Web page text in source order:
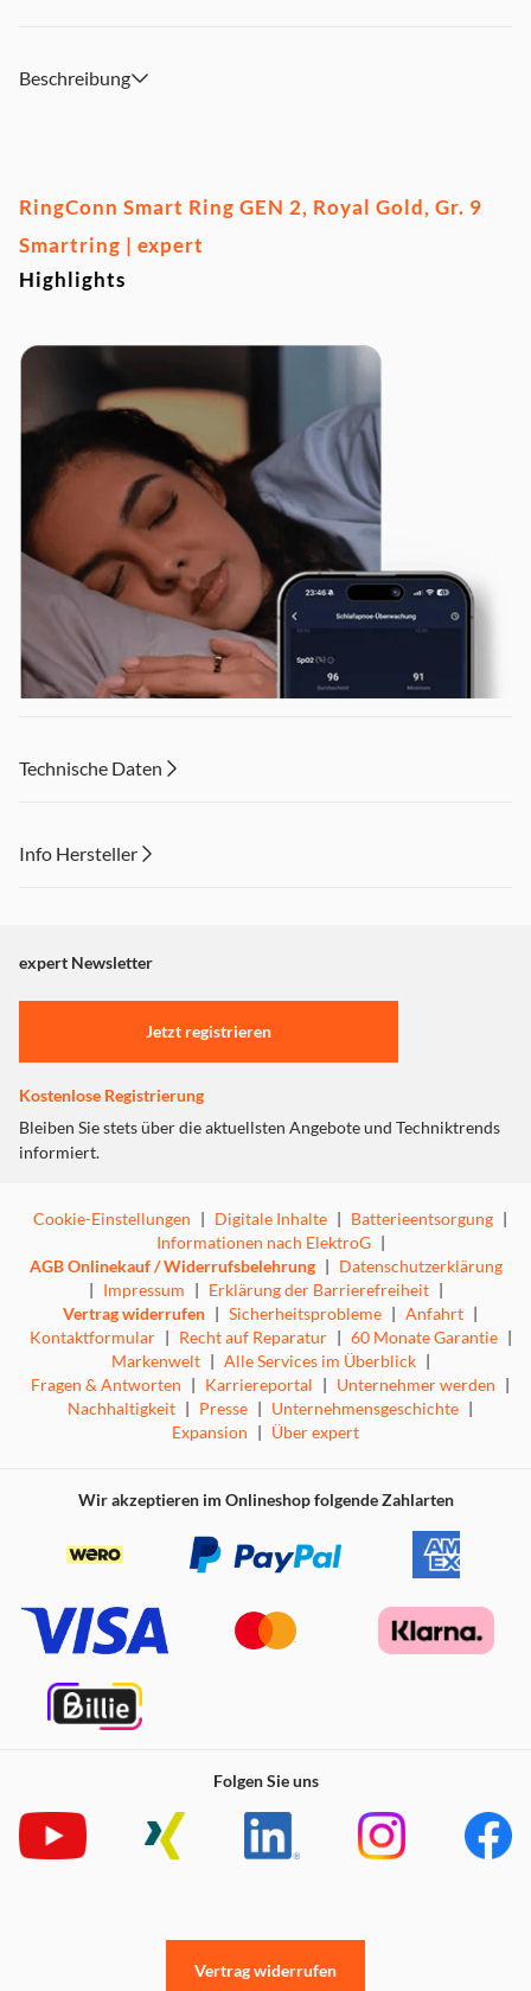
Beschreibung
RingConn Smart Ring GEN 2, Royal Gold, Gr. 9
Smartring | expert
Highlights
Du schläfst, aber dein Körper kämpft? Unentdeckte
Schlafapnoe kann deine Gesundheit gefährden – doch
Atemaussetzer in der Nacht.
Technische Daten
Info Hersteller
"Marketing".
Einstellungen anpassen
expert Newsletter
Jetzt registrieren
Kostenlose Registrierung
Bleiben Sie stets über die aktuellsten Angebote und Techniktrends
informiert.
Cookie-Einstellungen | Digitale Inhalte | Batterieentsorgung |
Informationen nach ElektroG |
AGB Onlinekauf / Widerrufsbelehrung | Datenschutzerklärung
| Impressum | Erklärung der Barrierefreiheit |
Vertrag widerrufen | Sicherheitsprobleme | Anfahrt |
Kontaktformular | Recht auf Reparatur | 60 Monate Garantie |
Markenwelt | Alle Services im Überblick |
Fragen & Antworten | Karriereportal | Unternehmer werden |
Nachhaltigkeit | Presse | Unternehmensgeschichte |
Expansion | Über expert
Wir akzeptieren im Onlineshop folgende Zahlarten
Folgen Sie uns
Vertrag widerrufen